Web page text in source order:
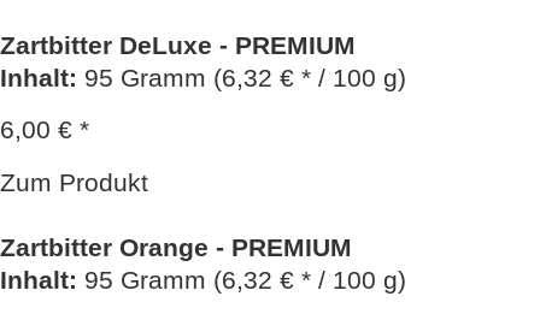
Zartbitter DeLuxe - PREMIUM
Inhalt: 95 Gramm (6,32 € * / 100 g)
6,00 € *
Zum Produkt
Zartbitter Orange - PREMIUM
Inhalt: 95 Gramm (6,32 € * / 100 g)